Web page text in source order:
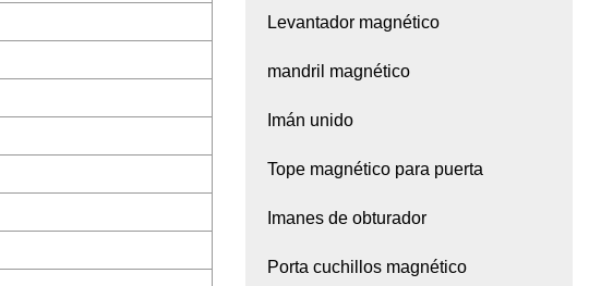
Levantador magnético
mandril magnético
Imán unido
Tope magnético para puerta
Imanes de obturador
Porta cuchillos magnético